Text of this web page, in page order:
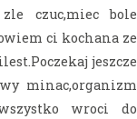
czuc,miec bole
ci kochana ze
jeszcze
minac,organizm
wroci do